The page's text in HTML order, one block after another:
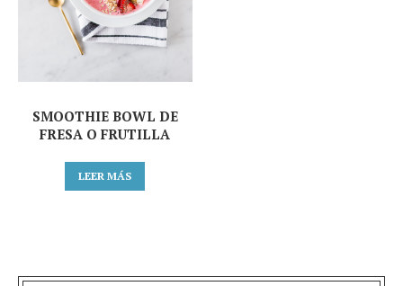
SMOOTHIE BOWL DE
FRESA O FRUTILLA
LEER MÁS